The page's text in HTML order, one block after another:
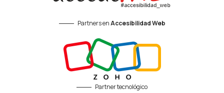
Partners enAccesibilidad Web
Partner tecnológico